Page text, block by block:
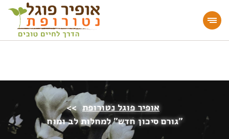
מעוניינים להעמיק או להתחיל דרך חיים בריאה?
הצטרפו לאתר!
אופיר פוגל נטורופת >>
״גורם סיכון חדש״ למחלות לב ומוח